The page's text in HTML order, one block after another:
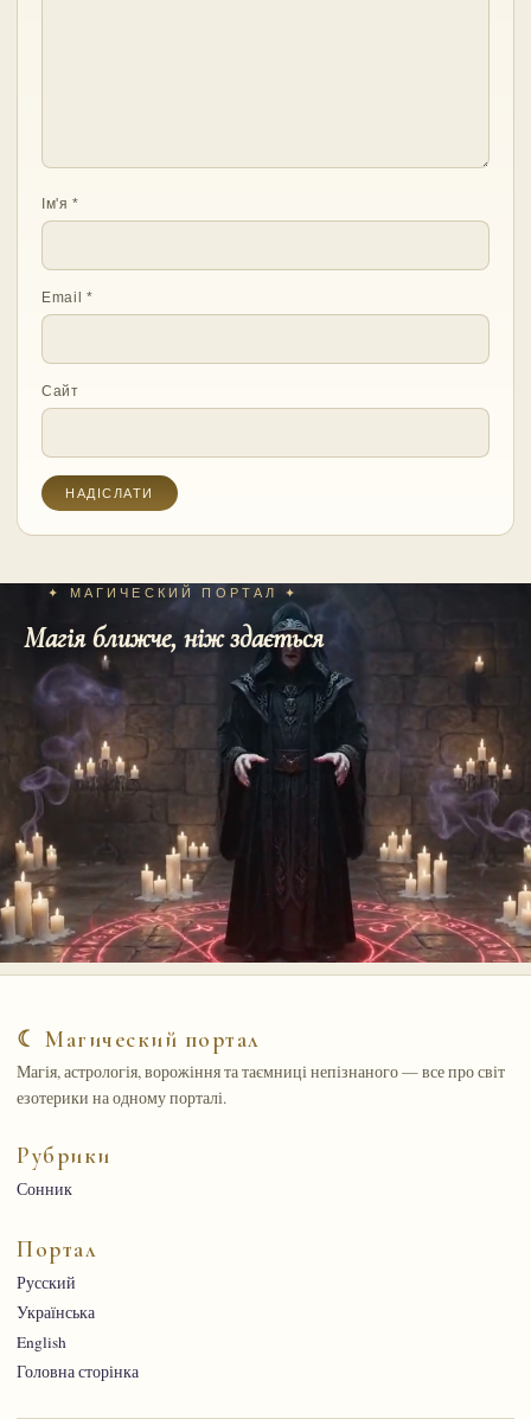
Ім'я*
Email*
Сайт
✦ МАГИЧЕСКИЙ ПОРТАЛ ✦
Магія ближче, ніж здається
☾ Магический портал
Магія, астрологія, ворожіння та таємниці непізнаного — все про світ
езотерики на одному порталі.
Рубрики
Сонник
Портал
Русский
Українська
English
Головна сторінка